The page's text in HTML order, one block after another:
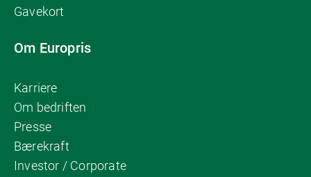
Gavekort
Om Europris
Karriere
Om bedriften
Presse
Bærekraft
Investor / Corporate